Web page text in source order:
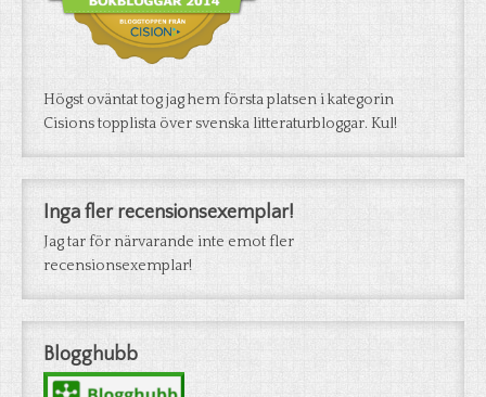
Högst oväntat tog jag hem första platsen i kategorin
Cisions topplista över svenska litteraturbloggar. Kul!
Inga fler recensionsexemplar!
Jag tar för närvarande inte emot fler
recensionsexemplar!
Blogghubb